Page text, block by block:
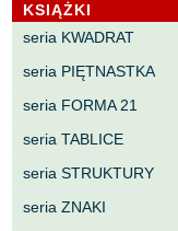
KSIĄŻKI
seria KWADRAT
seria PIĘTNASTKA
seria FORMA 21
seria TABLICE
seria STRUKTURY
seria ZNAKI